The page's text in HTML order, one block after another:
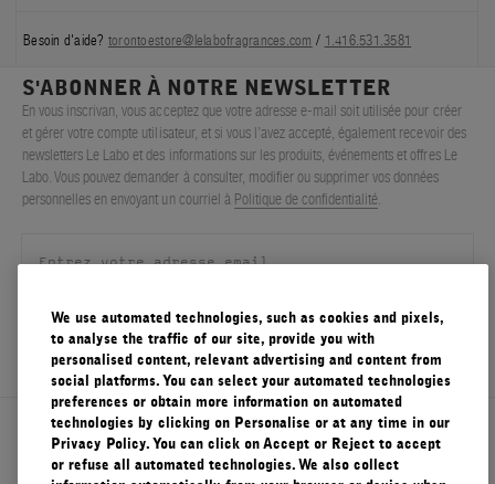
Besoin d'aide? torontoestore@lelabofragrances.com / 1.416.531.3581
À propos de Le Labo
S'ABONNER À NOTRE NEWSLETTER
En vous inscrivan, vous acceptez que votre adresse e-mail soit utilisée pour créer
et gérer votre compte utilisateur, et si vous l’avez accepté, également recevoir des
newsletters Le Labo et des informations sur les produits, événements et offres Le
Labo. Vous pouvez demander à consulter, modifier ou supprimer vos données
personnelles en envoyant un courriel à Politique de confidentialité
S'ENREGISTRER
We use automated technologies, such as cookies and pixels,
to analyse the traffic of our site, provide you with
personalised content, relevant advertising and content from
social platforms. You can select your automated technologies
preferences or obtain more information on automated
technologies by clicking on Personalise or at any time in our
Privacy Policy. You can click on Accept or Reject to accept
or refuse all automated technologies. We also collect